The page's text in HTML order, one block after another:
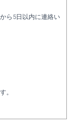
ら5日以内に連絡い
。